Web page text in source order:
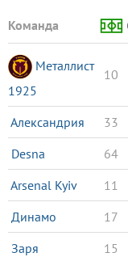
Команда
Металлист
1925
10
Александрия 33
Desna
64
Arsenal Kyiv
11
Динамо
17
Заря
15